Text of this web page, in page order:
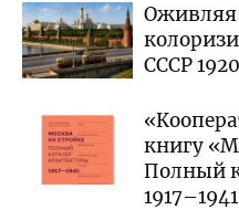
Оживляя
СССР
книгу
Полный